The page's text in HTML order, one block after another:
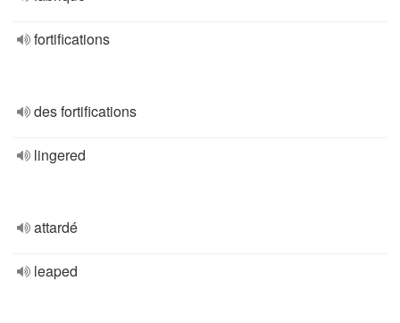
fortifications
des fortifications
lingered
attardé
leaped